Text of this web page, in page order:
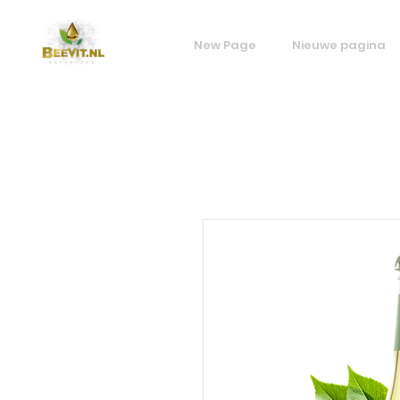
New Page Nieuwe pagina